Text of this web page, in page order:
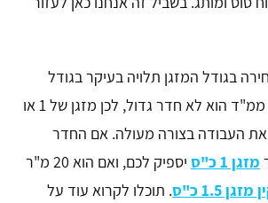
בגודל המזגן תלויה בעיקר בגודל
החדר שלכם. ממ"ד הוא לא חדר גדול, לכן מזגן של 1 או
את העבודה בצורה מעולה. אם החדר
מזגן 1 כ"ס
יספיק לכם, ואם הוא 20 מ"ר
1.5 כ"ס
. תוכלו לקרוא עוד על